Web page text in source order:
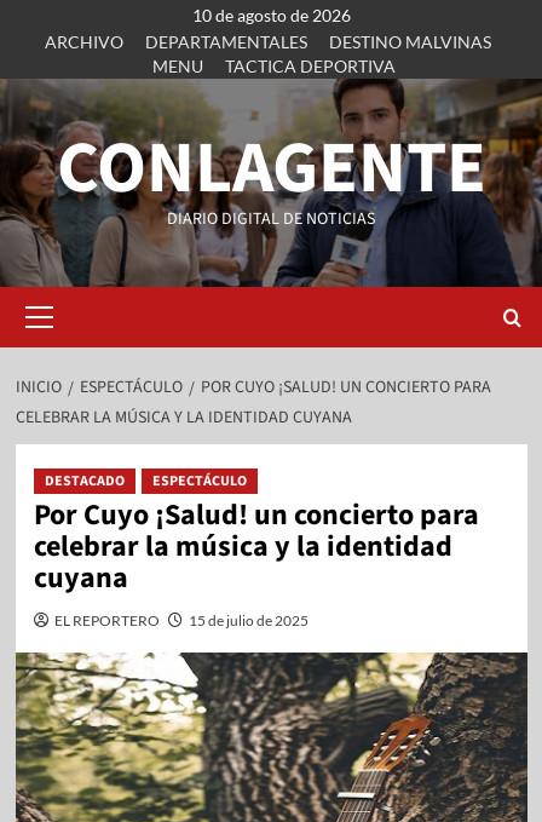
10 de agosto de 2026
ARCHIVO
DEPARTAMENTALES
DESTINO MALVINAS
MENU
TACTICA DEPORTIVA
CONLAGENTE
DIARIO DIGITAL DE NOTICIAS
INICIO ESPECTÁCULO
POR CUYO ¡SALUD! UN CONCIERTO PARA
CELEBRAR LA MÚSICA Y LA IDENTIDAD CUYANA
DESTACADO ESPECTÁCULO
Por Cuyo ¡Salud! un concierto para
celebrar la música y la identidad
cuyana
EL REPORTERO 15 de julio de 2025